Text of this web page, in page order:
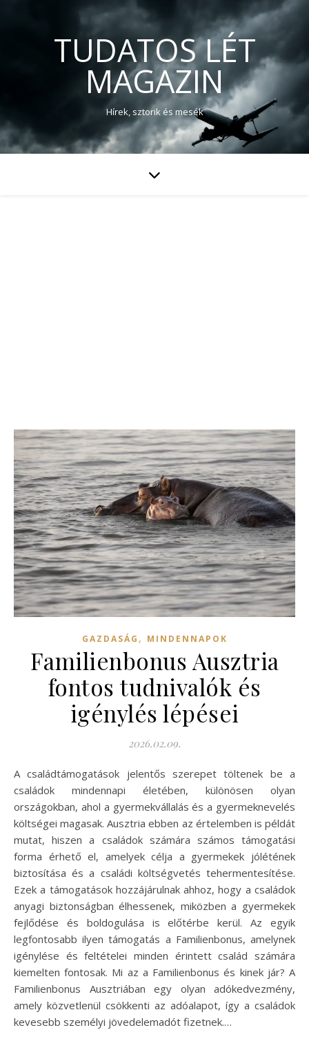
TUDATOS LÉT
MAGAZIN
Hírek, sztorik és mesék
GAZDASÁG , MINDENNAPOK
Familienbonus Ausztria
fontos tudnivalók és
igénylés lépései
2026.02.09.
A családtámogatások jelentős szerepet töltenek be a
családok mindennapi életében, különösen olyan
országokban, ahol a gyermekvállalás és a gyermeknevelés
költségei magasak. Ausztria ebben az értelemben is példát
mutat, hiszen a családok számára számos támogatási
forma érhető el, amelyek célja a gyermekek jólétének
biztosítása és a családi költségvetés tehermentesítése.
Ezek a támogatások hozzájárulnak ahhoz, hogy a családok
anyagi biztonságban élhessenek, miközben a gyermekek
fejlődése és boldogulása is előtérbe kerül. Az egyik
legfontosabb ilyen támogatás a Familienbonus, amelynek
igénylése és feltételei minden érintett család számára
kiemelten fontosak. Mi az a Familienbonus és kinek jár? A
Familienbonus Ausztriában egy olyan adókedvezmény,
amely közvetlenül csökkenti az adóalapot, így a családok
kevesebb személyi jövedelemadót fizetnek.…